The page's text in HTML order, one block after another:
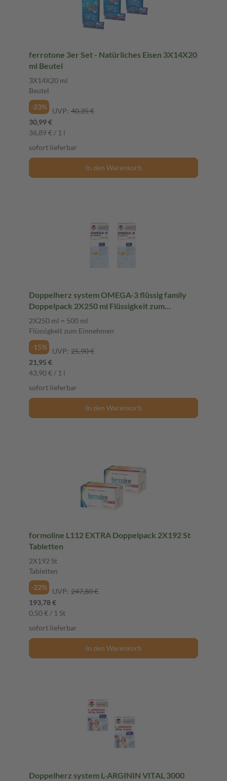
ferrotone 3er Set - Natürliches Eisen 3X14X20
ml Beutel
3X14X20 ml
Beutel
-23%
UVP: 40,35 €
30,99 €
36,89 € / 1 l
sofort lieferbar
In den Warenkorb
Doppelherz system OMEGA-3 flüssig family
Doppelpack 2X250 ml Flüssigkeit zum
Einnehmen
2X250 ml = 500 ml
Flüssigkeit zum Einnehmen
-15%
UVP: 25,90 €
21,95 €
43,90 € / 1 l
sofort lieferbar
In den Warenkorb
formoline L112 EXTRA Doppelpack 2X192 St
Tabletten
2X192 St
Tabletten
-22%
UVP: 247,80 €
193,78 €
0,50 € / 1 St
sofort lieferbar
In den Warenkorb
Doppelherz system L-ARGININ VITAL 3000